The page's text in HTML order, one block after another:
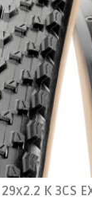
K 3CS